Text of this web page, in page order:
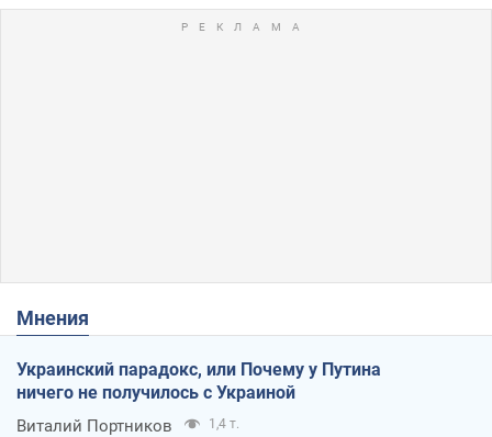
Мнения
Украинский парадокс, или Почему у Путина
ничего не получилось с Украиной
Виталий Портников 1,4 т.